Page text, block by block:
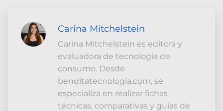
Carina Mitchelstein
Carina Mitchelstein es editora y
evaluadora de tecnología de
consumo. Desde
benditatecnologia.com, se
especializa en realizar fichas
técnicas, comparativas y guías de